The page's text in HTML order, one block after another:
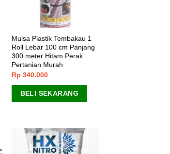
Mulsa Plastik Tembakau 1
Roll Lebar 100 cm Panjang
300 meter Hitam Perak
Pertanian Murah
Rp 340.000
BELI SEKARANG